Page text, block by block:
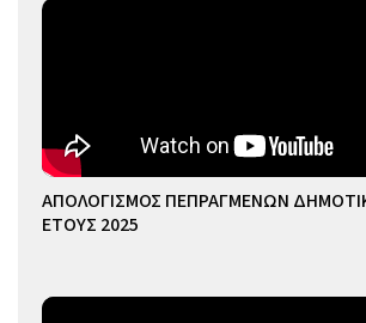
ΑΠΟΛΟΓΙΣΜΟΣ ΠΕΠΡΑΓΜΕΝΩΝ
ΕΤΟΥΣ 2025